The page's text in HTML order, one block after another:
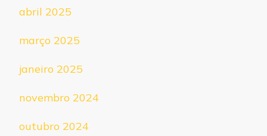
abril 2025
março 2025
janeiro 2025
novembro 2024
outubro 2024